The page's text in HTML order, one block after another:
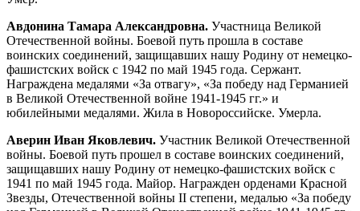
Авдонина Тамара Александровна. Участница Великой
Отечественной войны. Боевой путь прошла в составе
воинских соединений, защищавших нашу Родину от немецко-
фашистских войск с 1942 по май 1945 года. Сержант.
Награждена медалями «За отвагу», «За победу над Германией
в Великой Отечественной войне 1941-1945 гг.» и
юбилейными медалями. Жила в Новороссийске. Умерла.
Аверин Иван Яковлевич. Участник Великой Отечественной
войны. Боевой путь прошел в составе воинских соединений,
защищавших нашу Родину от немецко-фашистских войск с
1941 по май 1945 года. Майор. Награжден орденами Красной
Звезды, Отечественной войны II степени, медалью «За победу